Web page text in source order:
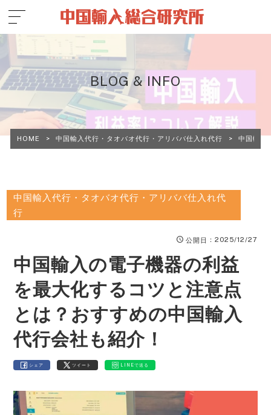
BLOG & INFO
HOME > 中国輸入代行・タオバオ代行・アリババ仕入れ代行 > 中国輸入
中国輸入代行・タオバオ代行・アリババ仕入れ代
行
公開日 ：2025/12/27
中国輸入の電子機器の利益
を最大化するコツと注意点
とは？おすすめの中国輸入
代行会社も紹介！
シェア ツイート LINEで送る